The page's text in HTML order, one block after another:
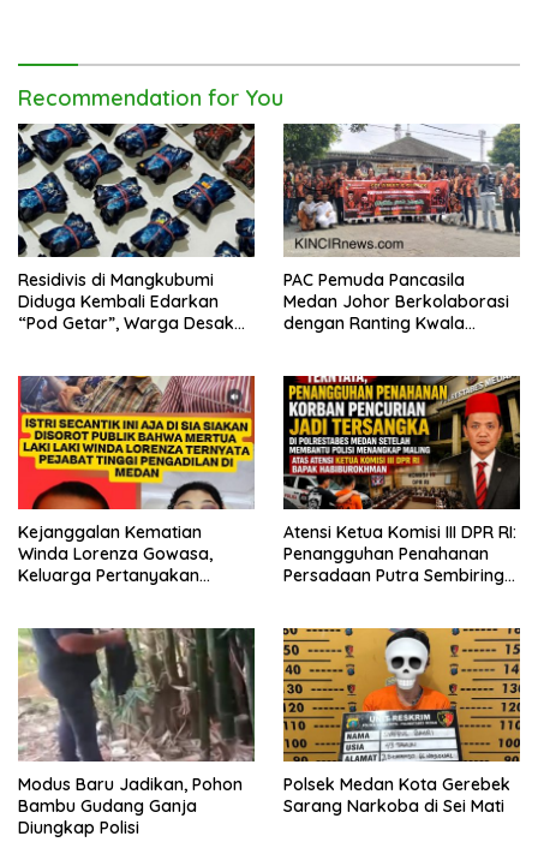
Recommendation for You
Residivis di Mangkubumi
Diduga Kembali Edarkan
“Pod Getar”, Warga Desak
PAC Pemuda Pancasila
Medan Johor Berkolaborasi
dengan Ranting Kwala
Jemaah dan Pengguna Jalan
Kejanggalan Kematian
Winda Lorenza Gowasa,
Keluarga Pertanyakan
Atensi Ketua Komisi III DPR RI:
Penangguhan Penahanan
Persadaan Putra Sembiring
Modus Baru Jadikan, Pohon
Bambu Gudang Ganja
Diungkap Polisi
Polsek Medan Kota Gerebek
Sarang Narkoba di Sei Mati